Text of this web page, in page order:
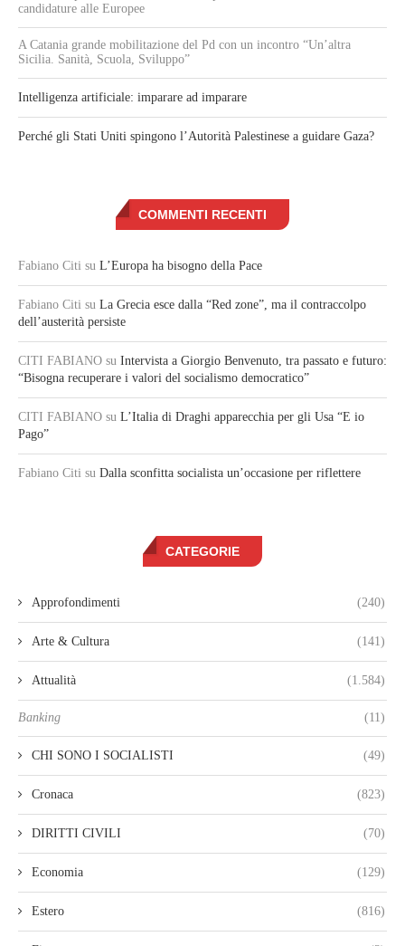
candidature alle Europee
A Catania grande mobilitazione del Pd con un incontro “Un’altra
Sicilia. Sanità, Scuola, Sviluppo”
Intelligenza artificiale: imparare ad imparare
Perché gli Stati Uniti spingono l’Autorità Palestinese a guidare Gaza?
COMMENTI RECENTI
Fabiano Citi su L’Europa ha bisogno della Pace
Fabiano Citi su La Grecia esce dalla “Red zone”, ma il contraccolpo
dell’austerità persiste
CITI FABIANO su Intervista a Giorgio Benvenuto, tra passato e futuro:
“Bisogna recuperare i valori del socialismo democratico”
CITI FABIANO su L’Italia di Draghi apparecchia per gli Usa “E io
Pago”
Fabiano Citi su Dalla sconfitta socialista un’occasione per riflettere
CATEGORIE
Approfondimenti (240)
Arte & Cultura (141)
Attualità (1.584)
Banking (11)
CHI SONO I SOCIALISTI (49)
Cronaca (823)
DIRITTI CIVILI (70)
Economia (129)
Estero (816)